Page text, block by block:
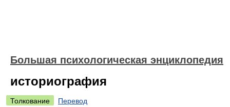
Большая психологическая энциклопедия
историография
Толкование
Перевод